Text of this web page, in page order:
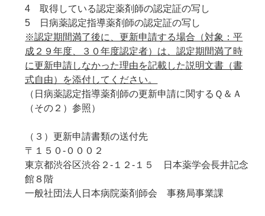
4 取得している認定薬剤師の認定証の写し
5 日病薬認定指導薬剤師の認定証の写し
※認定期間満了後に、更新申請する場合（対象：平
成２９年度、３０年度認定者）は、認定期間満了時
に更新申請しなかった理由を記載した説明文書（書
式自由）を添付してください。
（日病薬認定指導薬剤師の更新申請に関するＱ＆Ａ
（その２）参照）
（３）更新申請書類の送付先
〒１５０-０００２
東京都渋谷区渋谷２-１２-１５ 日本薬学会長井記念
館８階
一般社団法人日本病院薬剤師会 事務局事業課